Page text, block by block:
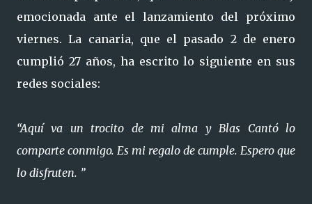
emocionada ante el lanzamiento del próximo
viernes. La canaria, que el pasado 2 de enero
cumplió 27 años, ha escrito lo siguiente en sus
redes sociales:
“Aquí va un trocito de mi alma y Blas Cantó lo
comparte conmigo. Es mi regalo de cumple. Espero que
lo disfruten. ”